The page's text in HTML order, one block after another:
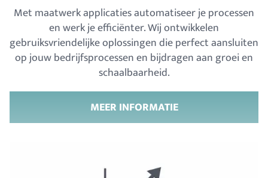
Met maatwerk applicaties automatiseer je processen
en werk je efficiënter. Wij ontwikkelen
gebruiksvriendelijke oplossingen die perfect aansluiten
op jouw bedrijfsprocessen en bijdragen aan groei en
schaalbaarheid.
MEER INFORMATIE